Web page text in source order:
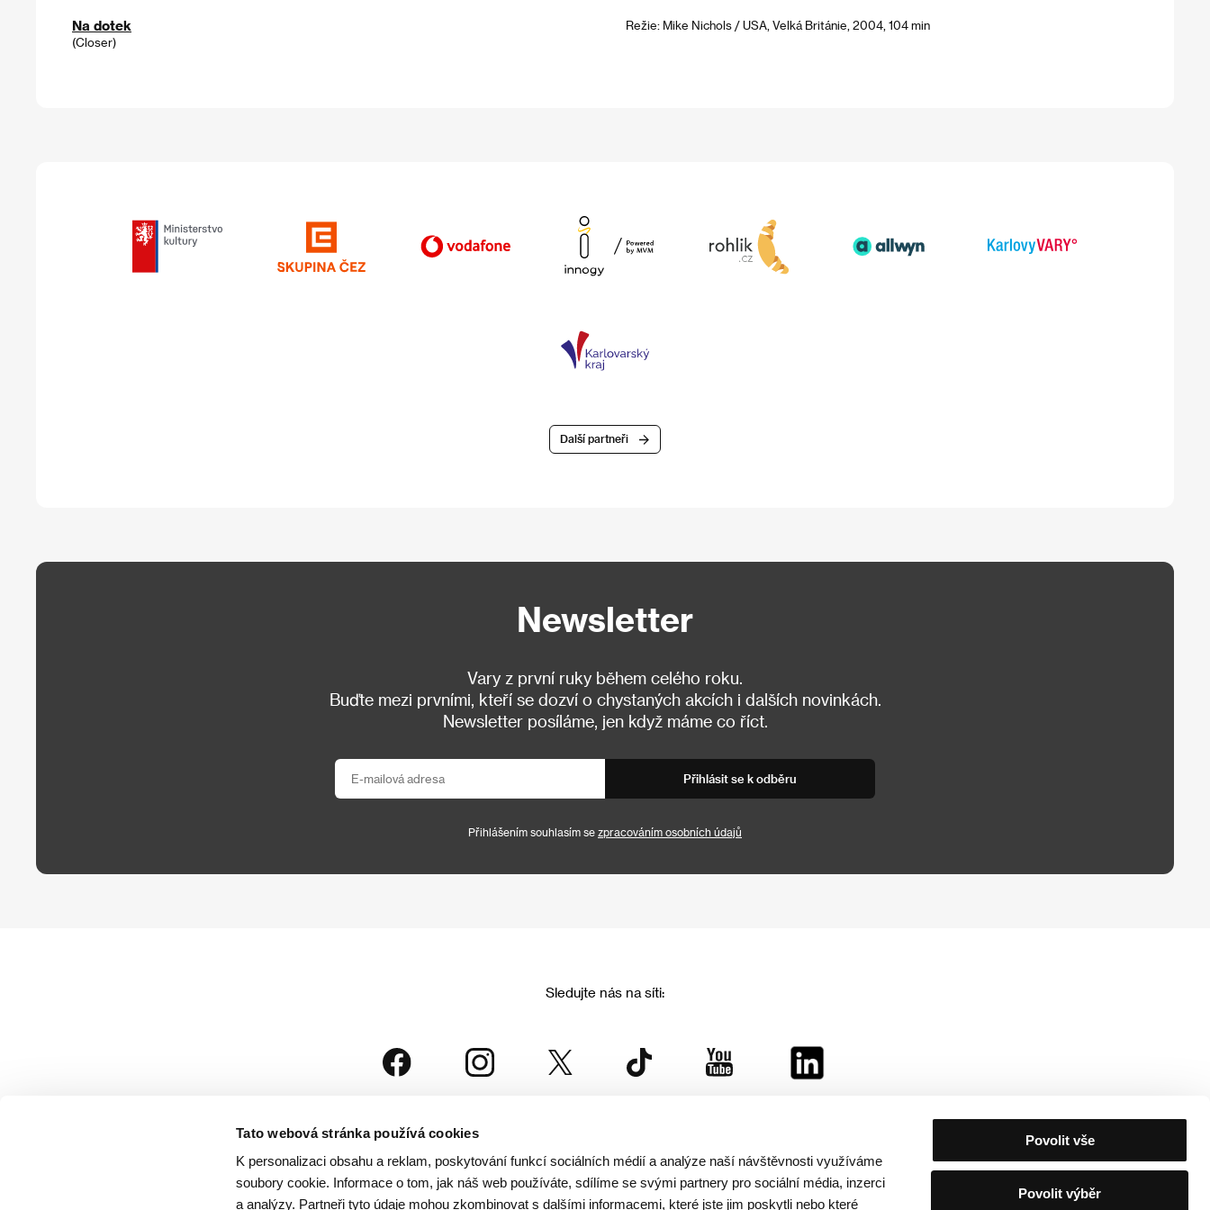
Tato webová stránka používá cookies
K personalizaci obsahu a reklam, poskytování funkcí sociálních médií a analýze naší návštěvnosti využíváme
soubory cookie. Informace o tom, jak náš web používáte, sdílíme se svými partnery pro sociální média, inzerci
a analýzy. Partneři tyto údaje mohou zkombinovat s dalšími informacemi, které jste jim poskytli nebo které
Povolit vše
Povolit výběr
Na dotek
(Closer)
Režie: Mike Nichols / USA, Velká Británie, 2004, 104 min
Další partneři
Newsletter
Vary z první ruky během celého roku.
Buďte mezi prvními, kteří se dozví o chystaných akcích i dalších novinkách.
Newsletter posíláme, jen když máme co říct.
Přihlásit se k odběru
Přihlášením souhlasím se zpracováním osobních údajů
Sledujte nás na síti:
je součástí rodiny KVIFF Group, která zastřešuje i další projekty: